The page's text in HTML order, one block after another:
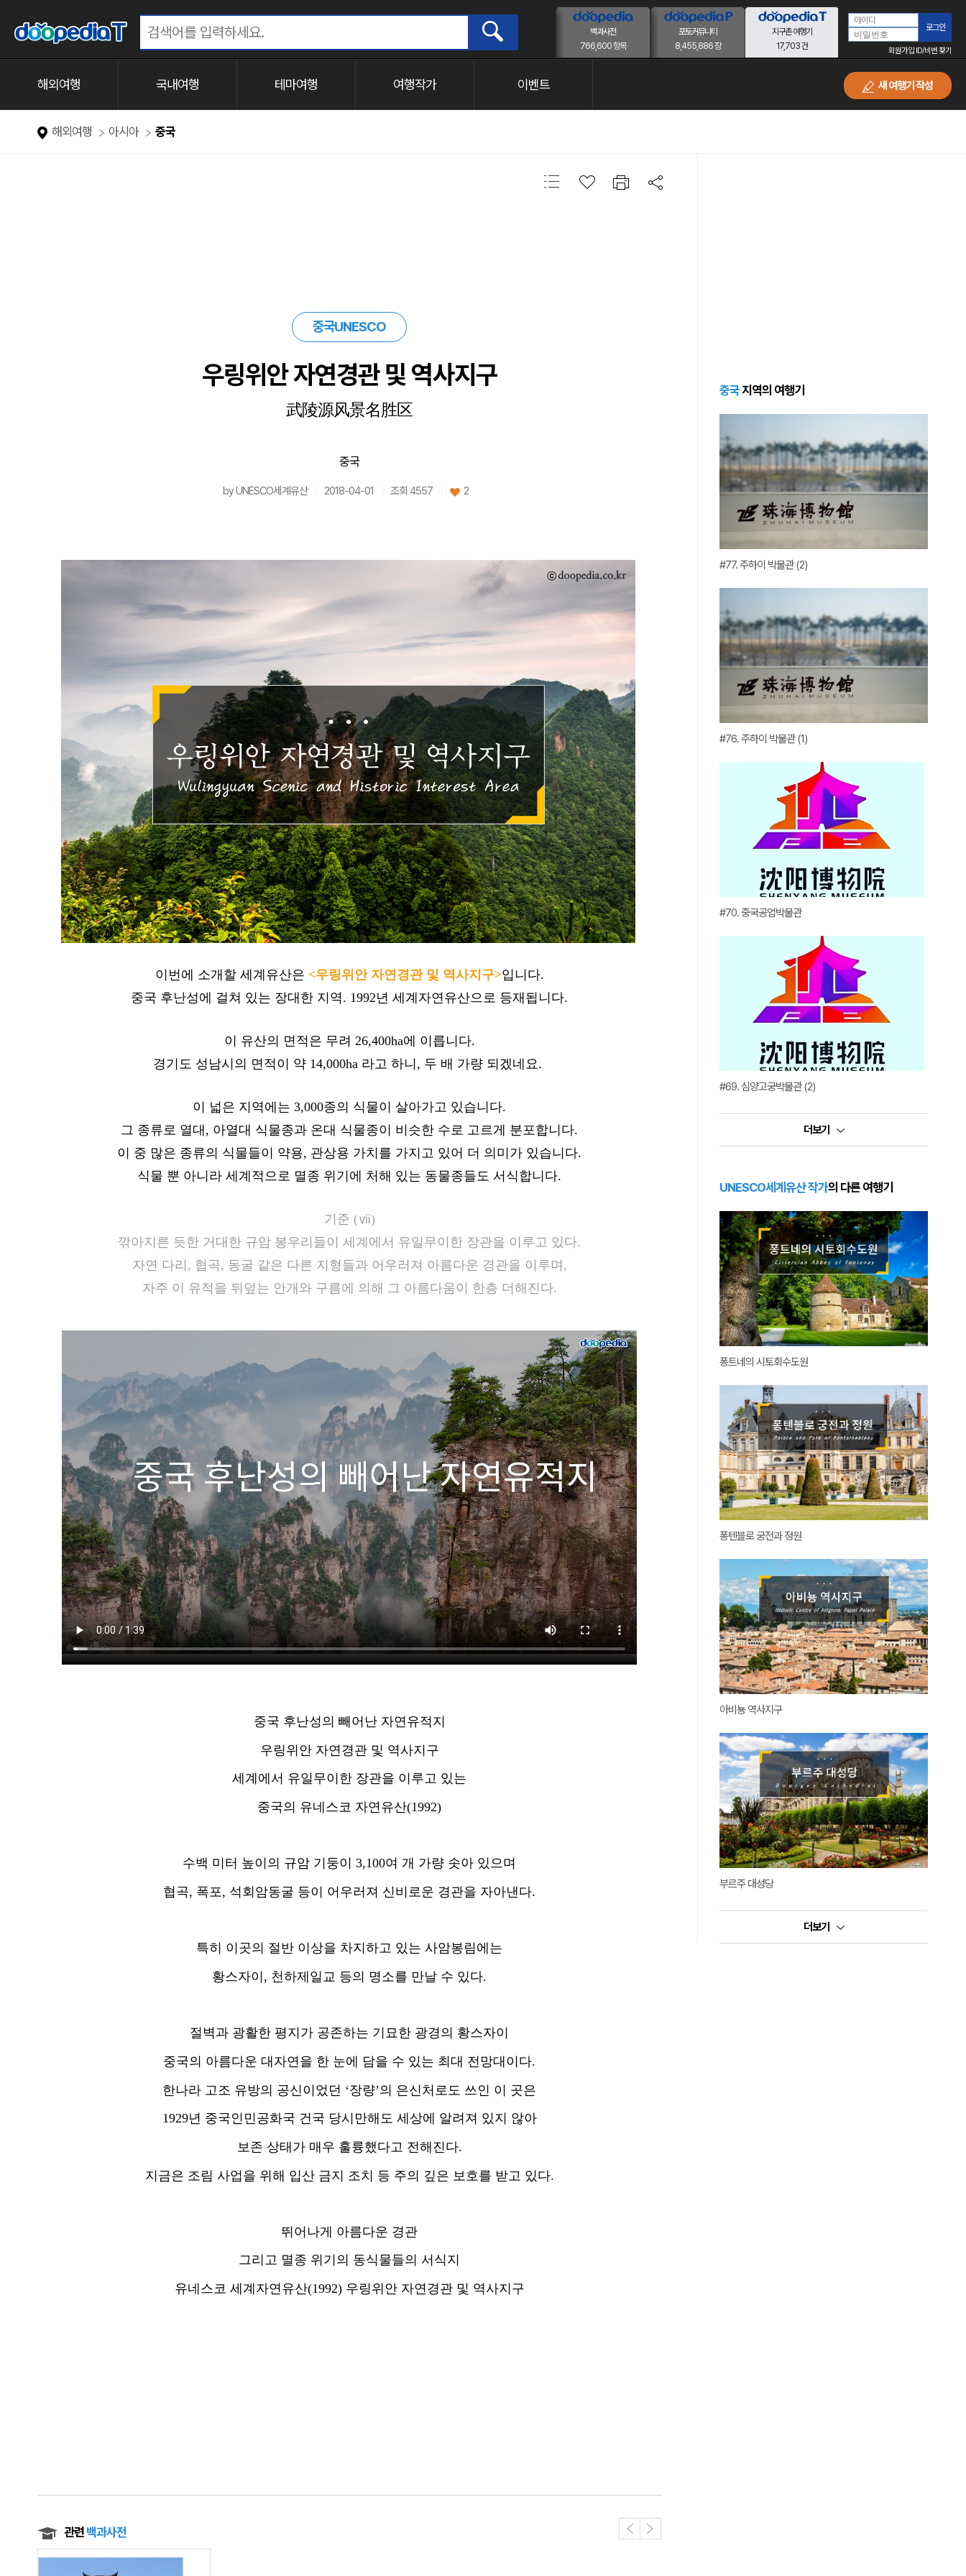
백과사전
766,600 항목
포토커뮤니티
8,455,886 장
지구촌 여행기
17,703 건
로그인
회원가입 ID/비번 찾기
새 여행기 작성
해외여행 국내여행 테마여행 여행작가 이벤트
해외여행 아시아 중국
중국UNESCO
우링위안 자연경관 및 역사지구
武陵源风景名胜区
중국
by UNESCO세계유산 2018-04-01 조회 4557 2
이번에 소개할 세계유산은 <우링위안 자연경관 및 역사지구>입니다.
중국 후난성에 걸쳐 있는 장대한 지역. 1992년 세계자연유산으로 등재됩니다.
이 유산의 면적은 무려 26,400ha에 이릅니다.
경기도 성남시의 면적이 약 14,000ha 라고 하니, 두 배 가량 되겠네요.
이 넓은 지역에는 3,000종의 식물이 살아가고 있습니다.
그 종류로 열대, 아열대 식물종과 온대 식물종이 비슷한 수로 고르게 분포합니다.
이 중 많은 종류의 식물들이 약용, 관상용 가치를 가지고 있어 더 의미가 있습니다.
식물 뿐 아니라 세계적으로 멸종 위기에 처해 있는 동물종들도 서식합니다.
기준 (ⅶ)
깎아지른 듯한 거대한 규암 봉우리들이 세계에서 유일무이한 장관을 이루고 있다.
자연 다리, 협곡, 동굴 같은 다른 지형들과 어우러져 아름다운 경관을 이루며,
자주 이 유적을 뒤덮는 안개와 구름에 의해 그 아름다움이 한층 더해진다.
중국 후난성의 빼어난 자연유적지
우링위안 자연경관 및 역사지구
세계에서 유일무이한 장관을 이루고 있는
중국의 유네스코 자연유산(1992)
수백 미터 높이의 규암 기둥이 3,100여 개 가량 솟아 있으며
협곡, 폭포, 석회암동굴 등이 어우러져 신비로운 경관을 자아낸다.
특히 이곳의 절반 이상을 차지하고 있는 사암봉림에는
황스자이, 천하제일교 등의 명소를 만날 수 있다.
절벽과 광활한 평지가 공존하는 기묘한 광경의 황스자이
중국의 아름다운 대자연을 한 눈에 담을 수 있는 최대 전망대이다.
한나라 고조 유방의 공신이었던 ‘장량’의 은신처로도 쓰인 이 곳은
1929년 중국인민공화국 건국 당시만해도 세상에 알려져 있지 않아
보존 상태가 매우 훌륭했다고 전해진다.
지금은 조림 사업을 위해 입산 금지 조치 등 주의 깊은 보호를 받고 있다.
뛰어나게 아름다운 경관
그리고 멸종 위기의 동식물들의 서식지
유네스코 세계자연유산(1992) 우링위안 자연경관 및 역사지구
관련 백과사전
중국지역의 여행기
#77. 주하이 박물관 (2)
#76. 주하이 박물관 (1)
#70. 중국공업박물관
#69. 심양고궁박물관 (2)
더보기
UNESCO세계유산 작가의 다른 여행기
퐁트네의 시토회수도원
퐁텐블로 궁전과 정원
아비뇽 역사지구
부르주 대성당
더보기